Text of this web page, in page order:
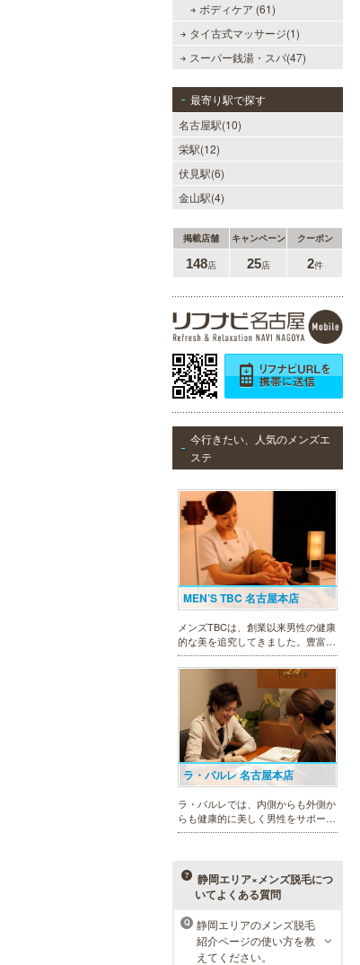
ボディケア (61)
タイ古式マッサージ(1)
スーパー銭湯・スパ(47)
最寄り駅で探す
名古屋駅(10)
栄駅(12)
伏見駅(6)
金山駅(4)
掲載店舗 キャンペーン クーポン
148店 25店 2件
今行きたい、人気のメンズエ
ステ
MEN’S TBC 名古屋本店
メンズTBCは、創業以来男性の健康
的な美を追究してきました。豊富な
脱毛メニューを始め、フェイシャル
ケア、下腹引き締め等、各種お得な
体験コースを取り揃えています。選
べる種類の多さで初めての方も安心
です。
ラ・パルレ 名古屋本店
ラ・パルレでは、内側からも外側か
らも健康的に美しく男性をサポー
ト。脱メタボリックやダイエット、
メニューをご用意。お得な体験コー
スも多数！
メンズリゼクリニック 名古屋
栄院
静岡エリア×メンズ脱毛につ
いてよくある質問
Q
静岡エリアのメンズ脱毛
紹介ページの使い方を教
えてください。